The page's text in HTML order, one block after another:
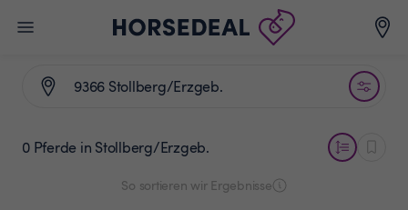
0 Pferde in Stollberg/Erzgeb.
So sortieren wir Ergebnisse